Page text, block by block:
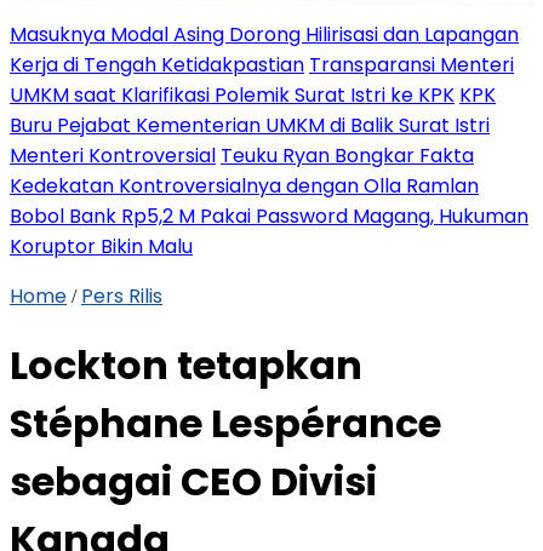
Masuknya Modal Asing Dorong Hilirisasi dan Lapangan
Kerja di Tengah Ketidakpastian Transparansi Menteri
UMKM saat Klarifikasi Polemik Surat Istri ke KPK KPK
Buru Pejabat Kementerian UMKM di Balik Surat Istri
Menteri Kontroversial Teuku Ryan Bongkar Fakta
Kedekatan Kontroversialnya dengan Olla Ramlan
Bobol Bank Rp5,2 M Pakai Password Magang, Hukuman
Koruptor Bikin Malu
Home / Pers Rilis
Lockton tetapkan
Stéphane Lespérance
sebagai CEO Divisi
Kanada